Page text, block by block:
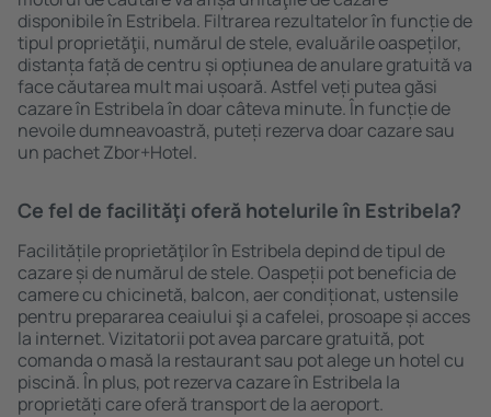
disponibile în Estribela. Filtrarea rezultatelor în funcție de
tipul proprietăţii, numărul de stele, evaluările oaspeților,
distanța față de centru și opțiunea de anulare gratuită va
face căutarea mult mai ușoară. Astfel veți putea găsi
cazare în Estribela în doar câteva minute. În funcție de
nevoile dumneavoastră, puteți rezerva doar cazare sau
un pachet Zbor+Hotel.
Ce fel de facilităţi oferă hotelurile în Estribela?
Facilitățile proprietăţilor în Estribela depind de tipul de
cazare și de numărul de stele. Oaspeții pot beneficia de
camere cu chicinetă, balcon, aer condiționat, ustensile
pentru prepararea ceaiului şi a cafelei, prosoape și acces
la internet. Vizitatorii pot avea parcare gratuită, pot
comanda o masă la restaurant sau pot alege un hotel cu
piscină. În plus, pot rezerva cazare în Estribela la
proprietăți care oferă transport de la aeroport.